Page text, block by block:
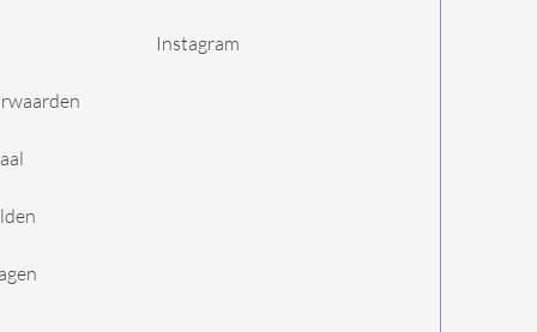
Instagram